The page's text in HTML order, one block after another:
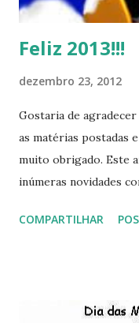
Feliz 2013!!!
dezembro 23, 2012
Gostaria de
as matérias postadas
muito obrigado. Este
inúmeras novidades
do Kaiana que será
do LibreOffice , o IX
COMPARTILHAR